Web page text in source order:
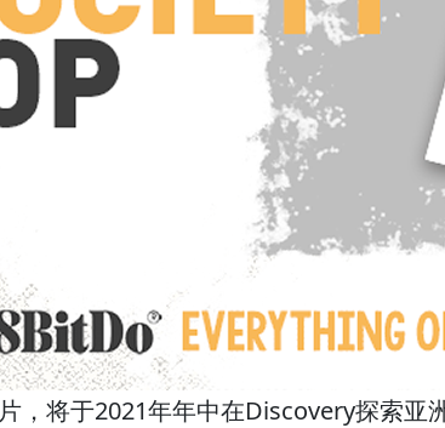
，将于2021年年中在Discovery探索亚